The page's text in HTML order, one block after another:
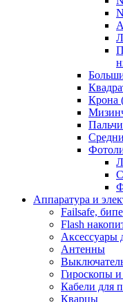
Крона
Аппаратура и
Failsafe,
Flash
Аксессуары
Антенны
Гироскопы и
Кабели для
Кварцы